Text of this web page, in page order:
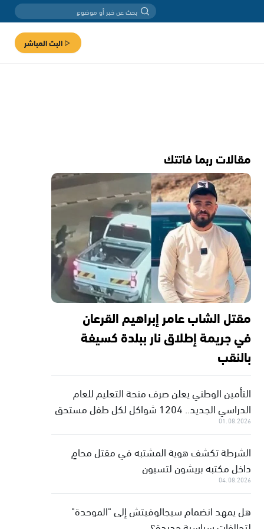
البث المباشر
مقالات ربما فاتتك
مقتل الشاب عامر إبراهيم القرعان
في جريمة إطلاق نار ببلدة كسيفة
بالنقب
التأمين الوطني يعلن صرف منحة التعليم للعام
الدراسي الجديد.. 1204 شواكل لكل طفل مستحق
01.08.2026
الشرطة تكشف هوية المشتبه في مقتل محامٍ
داخل مكتبه بريشون لتسيون
04.08.2026
هل يمهد انضمام سيجالوفيتش إلى "الموحدة"